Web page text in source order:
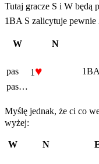
Tutaj gracze S i W będą
1BA S zalicytuje pewnie
W N
pas
1 ♥ 1BA
pas…
Myślę jednak, że ci co
wyżej:
W N